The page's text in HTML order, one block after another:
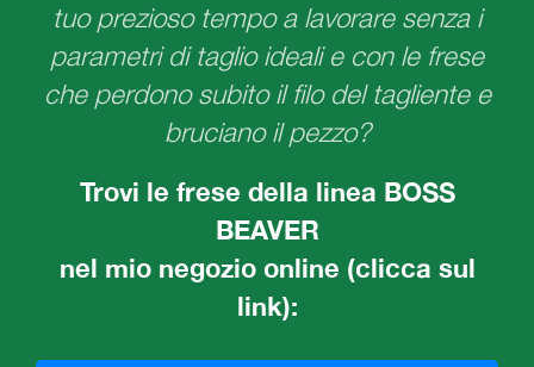
tuo prezioso tempo a lavorare senza i
parametri di taglio ideali e con le frese
che perdono subito il filo del tagliente e
bruciano il pezzo?
Trovi le frese della linea BOSS
BEAVER
nel mio negozio online (clicca sul
link):